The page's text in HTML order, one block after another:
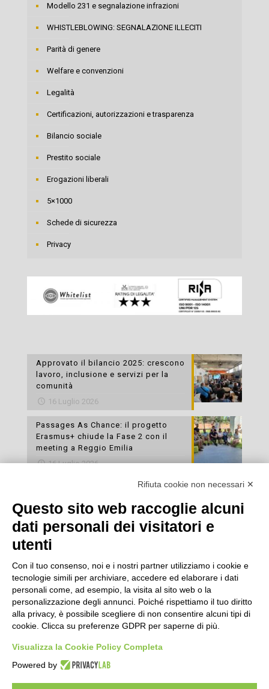
Modello 231 e segnalazione infrazioni
WHISTLEBLOWING: SEGNALAZIONE ILLECITI
Parità di genere
Welfare e convenzioni
Legalità
Certificazioni, autorizzazioni e trasparenza
Bilancio sociale
Prestito sociale
Erogazioni liberali
5×1000
Schede di sicurezza
Privacy
Approvato il bilancio 2025: crescono
lavoro, inclusione e servizi per la
comunità
16 Luglio 2026
Passages As Chance: il progetto
Erasmus+ chiude la Fase 2 con il
meeting a Reggio Emilia
16 Luglio 2026
Esami di laboratorio preventivi
cura della propria salute
16 Luglio 2026
Rifiuta cookie non necessari ✕
Questo sito web raccoglie alcuni
dati personali dei visitatori e
utenti
Con il tuo consenso, noi e i nostri partner utilizziamo i cookie e
tecnologie simili per archiviare, accedere ed elaborare i dati
personali come, ad esempio, la visita al sito web o la
personalizzazione degli annunci. Poiché rispettiamo il tuo diritto
alla privacy, è possibile scegliere di non consentire alcuni tipi di
cookie. Clicca su preferenze GDPR per saperne di più.
Visualizza la Cookie Policy Completa
Powered by